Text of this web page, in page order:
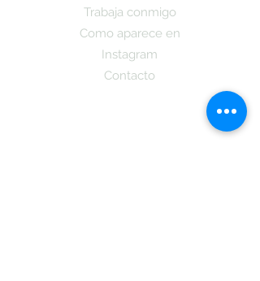
Trabaja conmigo
Como aparece en
Instagram
Contacto
¡Suscríbete aquí y recibe las últimas